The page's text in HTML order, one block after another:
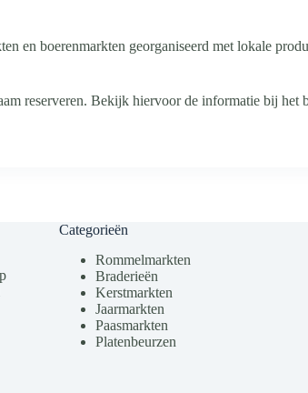
en boerenmarkten georganiseerd met lokale
reserveren. Bekijk hiervoor de informatie bij het
Categorieën
Rommelmarkten
Braderieën
Kerstmarkten
Jaarmarkten
Paasmarkten
Platenbeurzen